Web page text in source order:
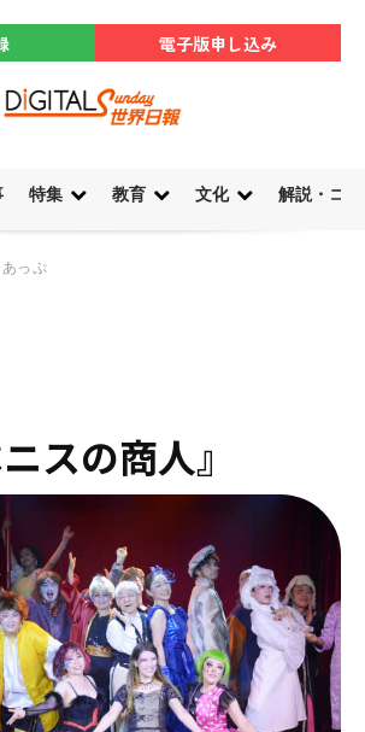
電子版申し込み
特集 教育 文化 解説・コ
っぷ
スの商人』